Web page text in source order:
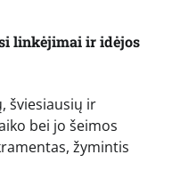
linkėjimai ir idėjos
šviesiausių ir
bei jo šeimos
žymintis